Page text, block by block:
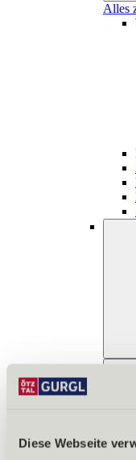
Diese Webseite
Alles